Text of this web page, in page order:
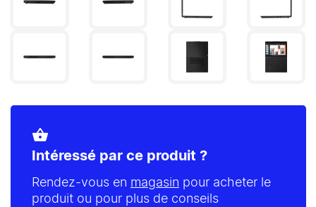
shopping_basket
Intéressé par ce produit ?
Rendez-vous en magasin pour acheter le
produit ou pour plus de conseils